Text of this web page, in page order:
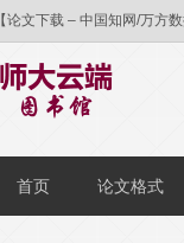
【论文下载 – 中国知网/万方
首页 论文格式